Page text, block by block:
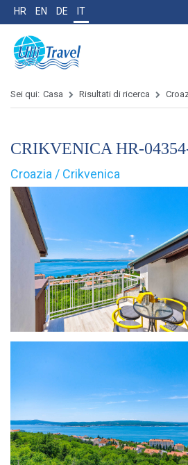
HR EN DE IT
Sei qui: Casa Risultati di ricerca
CRIKVENICA HR-
Croazia / Crikvenica